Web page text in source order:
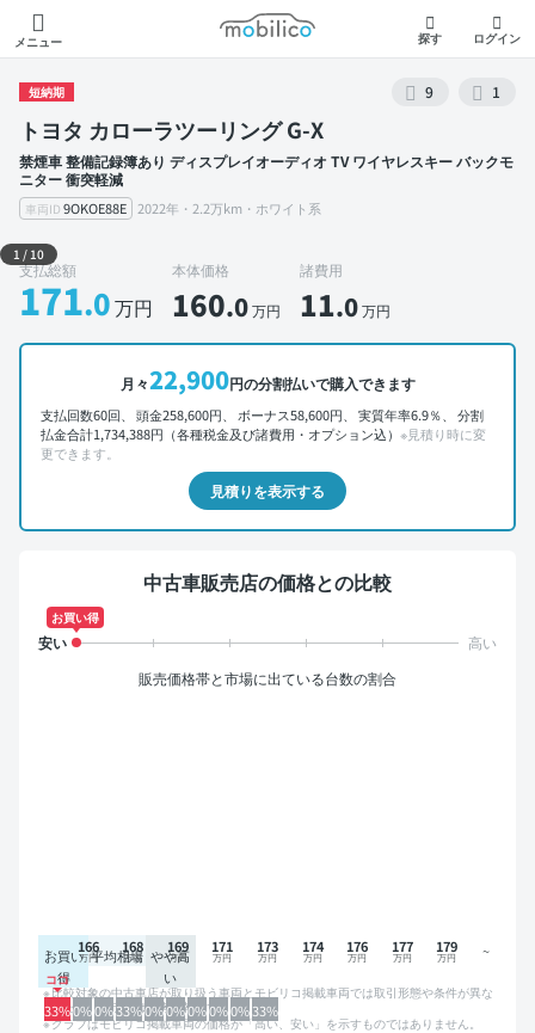
メニュー
モビリコ
探す ログイン
短納期 9 1
トヨタ カローラツーリング G-X
禁煙車 整備記録簿あり ディスプレイオーディオ TV ワイヤレスキー バックモ
ニター 衝突軽減
車両ID 9OKOE88E 2022年・2.2万km・ホワイト系
外装 左前
1 /10
支払総額
171.0万円
本体価格
160.0万円
諸費用
11.0万円
月々22,900円の分割払いで購入できます
支払回数60回、 頭金258,600円、 ボーナス58,600円、 実質年率6.9％、 分割
払金合計1,734,388円（各種税金及び諸費用・オプション込） ※見積り時に変
更できます。
見積りを表示する
中古車販売店の価格との比較
お買い得
販売価格帯と市場に出ている台数の割合
お買い
得
平均相場 やや高
い
33%0%0%33%0%0%0%0%0%33%
166 168 169 171 173 174 176 177 179
比較対象の中古車店が取り扱う車両とモビリコ掲載車両では取引形態や条件が異な
るため、グラフは参考情報です。
グラフはモビリコ掲載車両の価格が「高い、安い」を示すものではありません。